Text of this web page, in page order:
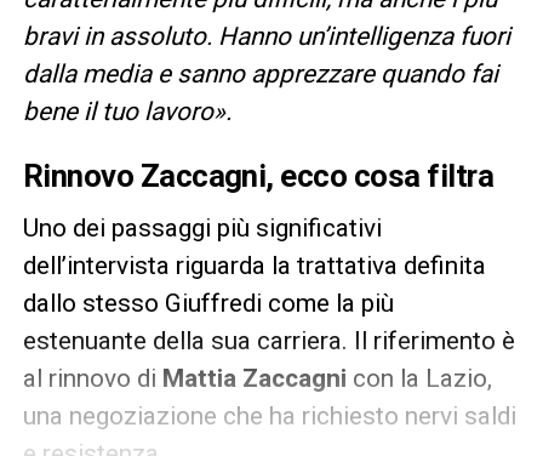
bravi in assoluto. Hanno un’intelligenza fuori
dalla media e sanno apprezzare quando fai
bene il tuo lavoro».
Rinnovo Zaccagni, ecco cosa filtra
Uno dei passaggi più significativi
dell’intervista riguarda la trattativa definita
dallo stesso Giuffredi come la più
estenuante della sua carriera. Il riferimento è
al rinnovo di Mattia Zaccagni con la Lazio,
una negoziazione che ha richiesto nervi saldi